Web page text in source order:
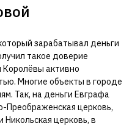
зарабатывал деньги
такое доверие
Королёвы активно
Многие объекты в городе
Так, на деньги Евграфа
Преображенская церковь,
церковь, в